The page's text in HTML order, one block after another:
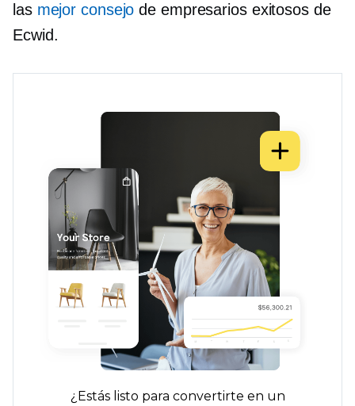
las mejor consejo de empresarios exitosos de
Ecwid.
¿Estás listo para convertirte en un